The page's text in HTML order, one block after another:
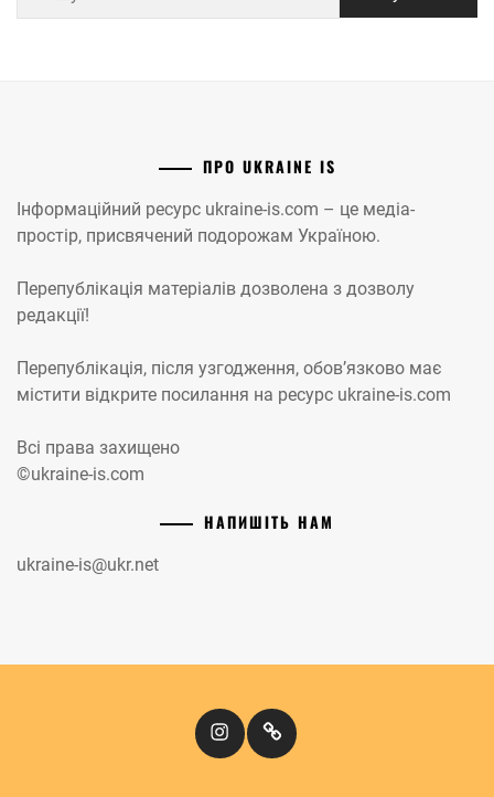
ПРО UKRAINE IS
Інформаційний ресурс ukraine-is.com – це медіа-
простір, присвячений подорожам Україною.
Перепублікація матеріалів дозволена з дозволу
редакції!
Перепублікація, після узгодження, обов’язково має
містити відкрите посилання на ресурс ukraine-is.com
Всі права захищено
©ukraine-is.com
НАПИШІТЬ НАМ
ukraine-is@ukr.net
InstagramКіномандри